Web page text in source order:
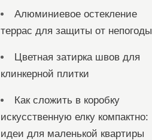
Алюминиевое остекление
террас для защиты от непогоды
Цветная затирка швов для
клинкерной плитки
Как сложить в коробку
искусственную елку компактно:
идеи для маленькой квартиры